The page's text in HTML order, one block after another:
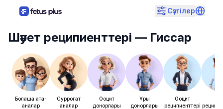
Сүзгілер
Шәует реципиенттері — Гиссар
Болашақ ата-
аналар
Суррогат
аналар
Ооцит
донорлары
Ұрық
донорлары
Ооцит
реципиенттері